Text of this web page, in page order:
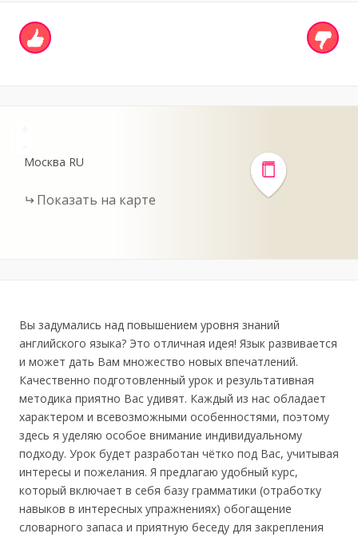
Москва RU
Показать на карте
Вы задумались над повышением уровня знаний
английского языка? Это отличная идея! Язык развивается
и может дать Вам множество новых впечатлений.
Качественно подготовленный урок и результативная
методика приятно Вас удивят. Каждый из нас обладает
характером и всевозможными особенностями, поэтому
здесь я уделяю особое внимание индивидуальному
подходу. Урок будет разработан чётко под Вас, учитывая
интересы и пожелания. Я предлагаю удобный курс,
который включает в себя базу грамматики (отработку
навыков в интересных упражнениях) обогащение
словарного запаса и приятную беседу для закрепления